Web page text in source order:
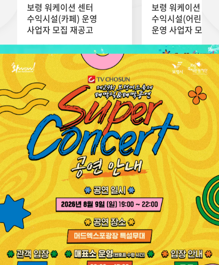
보령 워케이션 센터
수익시설(카페) 운영
사업자 모집 재공고
보령 워케이션 센터 수익시설(카페)
운영 사업자를 모집합니다. 자세한
사항은 첨부 파일 확인 부탁드립니다.
2026-07-27
보령 워케이션 센터
수익시설(어린이
운영 사업자 모집
보령 워케이션 센터 수익시
(어린이놀이방) 운영 사업자
모집합니다. 자세한 사항은 첨부 파일
확인 부탁드립니다.
2026-07-08
주요사업
보령머드축제, 보령머드화장품 등
주요사업을 소개합니다.
보령머드
축제
대천겨울바다
사랑축제
보령머드
국제협력